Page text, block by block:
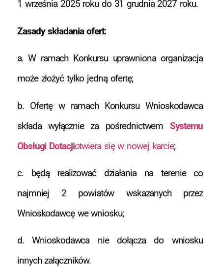
1 września 2025 roku do 31 grudnia 2027 roku.
Zasady składania ofert:
a. W ramach Konkursu uprawniona organizacja
może złożyć tylko jedną ofertę;
b. Ofertę w ramach Konkursu Wnioskodawca
składa wyłącznie za pośrednictwem Systemu
Obsługi Dotacjiotwiera się w nowej karcie;
c. będą realizować działania na terenie co
najmniej 2 powiatów wskazanych przez
Wnioskodawcę we wniosku;
d. Wnioskodawca nie dołącza do wniosku
innych załączników.